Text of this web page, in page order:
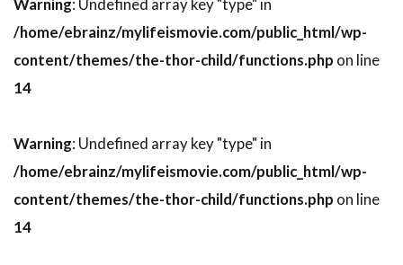
ジョー・プロスペロ
ジョー・ペシ
ジョー・マンガニエロ
ジョー・モートン
ジル・バローニ
ジーナ・マッキー
スウェーデン
Warning: Undefined array key "type" in
/home/ebrainz/mylifeismovie.com/public_html/wp-
content/themes/the-thor-child/functions.php on line
14
Warning: Undefined array key "type" in
/home/ebrainz/mylifeismovie.com/public_html/wp-
content/themes/the-thor-child/functions.php on line
14